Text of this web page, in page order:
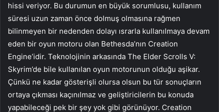
hissi veriyor. Bu durumun en büyük sorumlusu, kullanım
süresi uzun zaman önce dolmuş olmasına rağmen
bilinmeyen bir nedenden dolayı ısrarla kullanılmaya devam
eden bir oyun motoru olan Bethesda’nın Creation
Engine’idir. Teknolojinin arkasında The Elder Scrolls V:
Skyrim’de bile kullanılan oyun motorunun olduğu aşikar.
Çünkü ne kadar gösterişli olursa olsun bu tür sonuçların
ortaya çıkması kaçınılmaz ve geliştiricilerin bu konuda
yapabileceği pek bir şey yok gibi görünüyor. Creation